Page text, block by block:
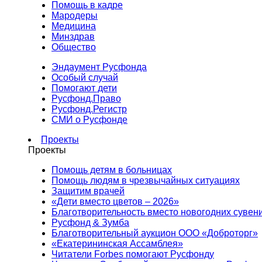
Помощь в кадре
Мародеры
Медицина
Минздрав
Общество
Эндаумент Русфонда
Особый случай
Помогают дети
Русфонд.Право
Русфонд.Регистр
СМИ о Русфонде
Проекты
Проекты
Помощь детям в больницах
Помощь людям в чрезвычайных ситуациях
Защитим врачей
«Дети вместо цветов – 2026»
Благотворительность вместо новогодних
Русфонд & Зумба
Благотворительный аукцион ООО «Доброторг»
«Екатерининская Ассамблея»
Читатели Forbes помогают Русфонду